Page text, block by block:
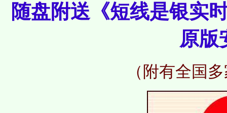
随盘附送《短线是银实
原版
（附有全国